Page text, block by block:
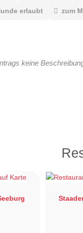
erlaubt zum
keine